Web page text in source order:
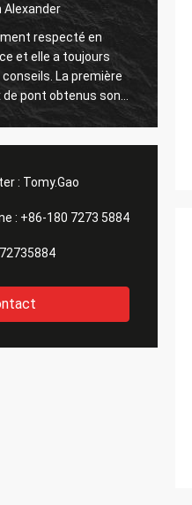
Alexander
respecté en
et elle a toujours
La première
pont obtenus sont
: Tomy.Gao
: +86-180 7273 5884